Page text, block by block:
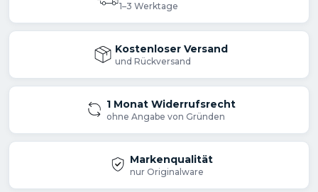
1–3 Werktage
Kostenloser Versand
und Rückversand
1 Monat Widerrufsrecht
ohne Angabe von Gründen
Markenqualität
nur Originalware